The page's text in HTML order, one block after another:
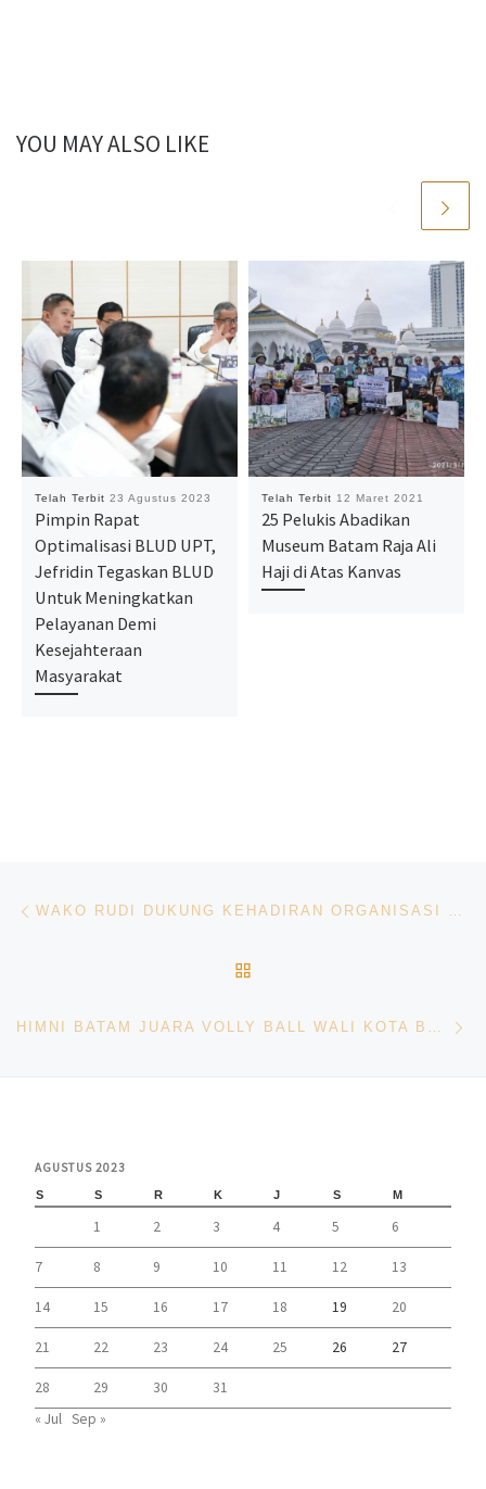
YOU MAY ALSO LIKE
Telah Terbit 23 Agustus 2023
Pimpin Rapat
Optimalisasi BLUD UPT,
Jefridin Tegaskan BLUD
Untuk Meningkatkan
Pelayanan Demi
Kesejahteraan
Masyarakat
Telah Terbit 12 Maret 2021
25 Pelukis Abadikan
Museum Batam Raja Ali
Haji di Atas Kanvas
Navigasi pos WAKO RUDI DUKUNG KEHADIRAN ORGANISASI JURNALIS PJS, HARAP HASILKAN KARYA JURNALISTIK YANG POSITIF UNTUK PEMBANGUNAN BATAM
HIMNI BATAM JUARA VOLLY BALL WALI KOTA BATAM CUP 2023, RUDI : SELAMAT DAN TERUS SEMANGAT
AGUSTUS 2023
S S R K J S M
1 2 3 4 5 6
7 8 9 10 11 12 13
14 15 16 17 18 19 20
21 22 23 24 25 26 27
28 29 30
31
« Jul Sep »